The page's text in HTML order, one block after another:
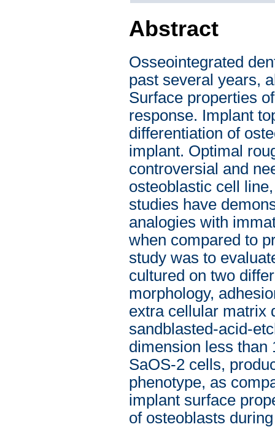
Abstract
Osseointegrated
past several years,
Surface properties
response. Implant
differentiation of
implant. Optimal
controversial and
osteoblastic cell
studies have
analogies with
when compared to
study was to
cultured on two
morphology,
extra cellular matrix
sandblasted-acid-
dimension less than
SaOS-2 cells,
phenotype, as
implant surface
of osteoblasts